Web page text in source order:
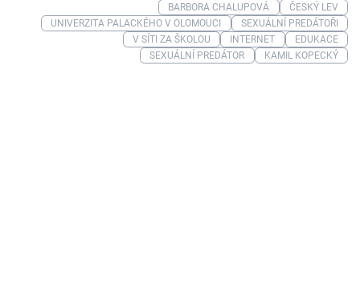
BARBORA CHALUPOVÁ
ČESKÝ LEV
UNIVERZITA PALACKÉHO V OLOMOUCI
SEXUÁLNÍ PREDÁTOŘI
V SÍTI ZA ŠKOLOU
INTERNET
EDUKACE
SEXUÁLNÍ PREDÁTOR
KAMIL KOPECKÝ